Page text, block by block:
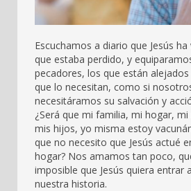
Escuchamos a diario que Jesús
que estaba perdido, y
pecadores, los que están
que lo necesitan, como si
necesitáramos su salvación y
¿Será que mi familia, mi hogar,
mis hijos, yo misma estoy
que no necesito que Jesús actué
hogar? Nos amamos tan poco,
imposible que Jesús quiera entrar
nuestra historia.